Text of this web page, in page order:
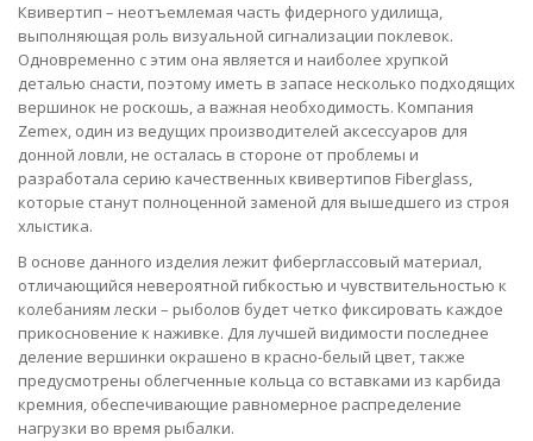
Квивертип – неотъемлемая часть фидерного удилища,
выполняющая роль визуальной сигнализации поклевок.
Одновременно с этим она является и наиболее хрупкой
деталью снасти, поэтому иметь в запасе несколько подходящих
вершинок не роскошь, а важная необходимость. Компания
Zemex, один из ведущих производителей аксессуаров для
донной ловли, не осталась в стороне от проблемы и
разработала серию качественных квивертипов Fiberglass,
которые станут полноценной заменой для вышедшего из строя
хлыстика.
В основе данного изделия лежит фиберглассовый материал,
отличающийся невероятной гибкостью и чувствительностью к
колебаниям лески – рыболов будет четко фиксировать каждое
прикосновение к наживке. Для лучшей видимости последнее
деление вершинки окрашено в красно-белый цвет, также
предусмотрены облегченные кольца со вставками из карбида
кремния, обеспечивающие равномерное распределение
нагрузки во время рыбалки.